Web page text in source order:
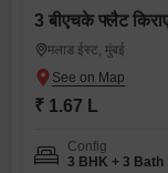
3 बीएचके फ्लैट
मलाड ईस्ट, मुंबई
₹ 1.67 L
Config
3 BHK + 3 Bath